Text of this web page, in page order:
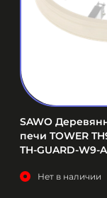
SAWO
печи TOWER
TH-GUARD-W9-A
Нет в наличии